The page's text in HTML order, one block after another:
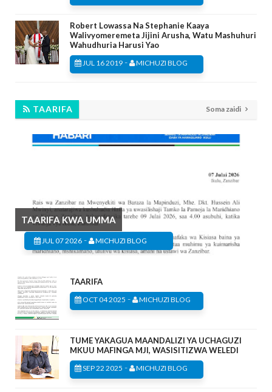
Robert Lowassa Na Stephanie Kaaya
Walivyomeremeta Jijini Arusha, Watu Mashuhuri
Wahudhuria Harusi Yao
JUL 16 2019 - MICHUZI BLOG
TAARIFA Soma zaidi
TAARIFA KWA UMMA
JUL 07 2026 - MICHUZI BLOG
TAARIFA
OCT 04 2025 - MICHUZI BLOG
TUME YAKAGUA MAANDALIZI YA UCHAGUZI
MKUU MAFINGA MJI, WASISITIZWA WELEDI
SEP 22 2025 - MICHUZI BLOG